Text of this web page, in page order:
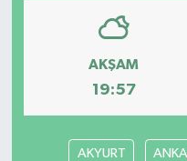
AKŞAM
19:57
AKYURT